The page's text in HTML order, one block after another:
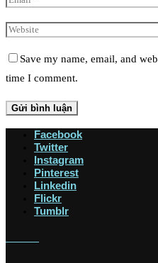
Save my name, email, and
time I comment.
Facebook
Twitter
Instagram
Pinterest
Linkedin
Flickr
Tumblr